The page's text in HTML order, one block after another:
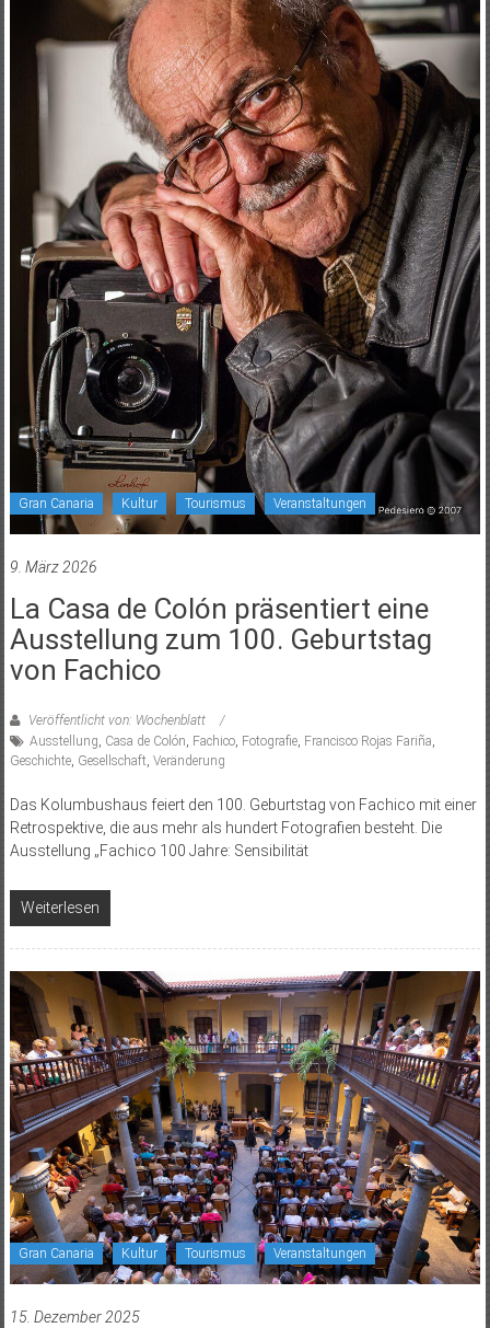
Gran Canaria Kultur Tourismus Veranstaltungen
9. März 2026
La Casa de Colón präsentiert eine
Ausstellung zum 100. Geburtstag
von Fachico
Veröffentlicht von: Wochenblatt
Ausstellung Casa de Colón Fachico, Fotografie, Francisco Rojas Fariña
Geschichte, Gesellschaft Veränderung
Das Kolumbushaus feiert den 100. Geburtstag von Fachico mit einer
Retrospektive, die aus mehr als hundert Fotografien besteht. Die
Ausstellung „Fachico 100 Jahre: Sensibilität
Weiterlesen
Gran Canaria Kultur Tourismus Veranstaltungen
15. Dezember 2025